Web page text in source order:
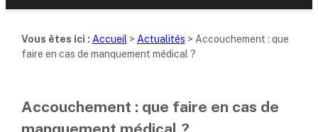
Vous êtes ici : Accueil > Actualités > Accouchement : que
faire en cas de manquement médical ?
Accouchement : que faire en cas de